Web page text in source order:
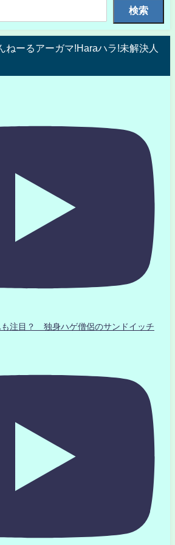
検索
ねーるアーガマ!Haraハラ!未解決人
も注目？ 独身ハゲ僧侶のサンドイッチ